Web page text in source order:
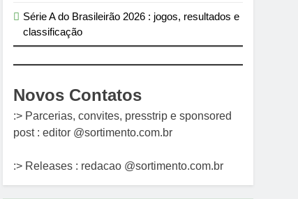
Série A do Brasileirão 2026 : jogos, resultados e
classificação
Novos Contatos
:> Parcerias, convites, presstrip e sponsored
post : editor @sortimento.com.br
:> Releases : redacao @sortimento.com.br